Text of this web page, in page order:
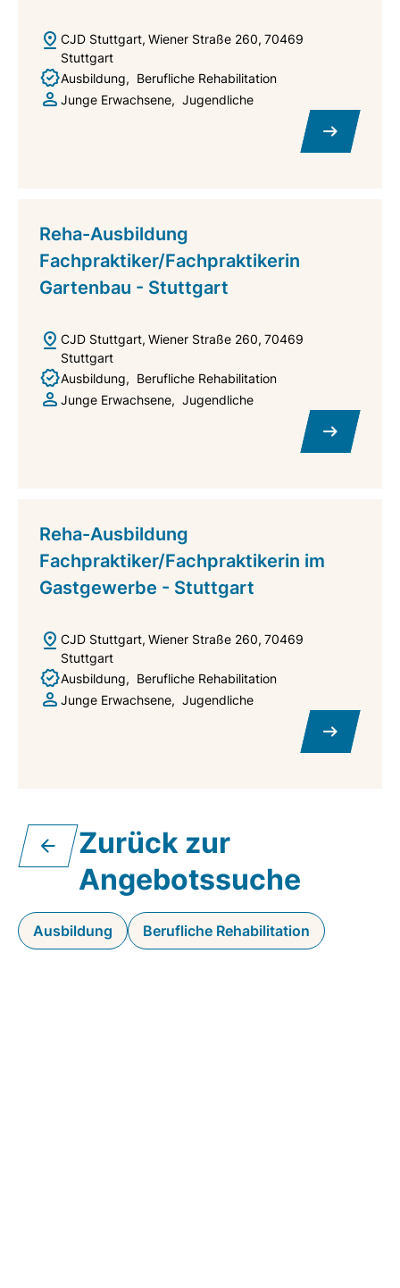
CJD Stuttgart Wiener Straße 260 70469
Stuttgart
Ausbildung
Berufliche Rehabilitation
Junge Erwachsene
Jugendliche
Reha-Ausbildung
Fachpraktiker/Fachpraktikerin
Gartenbau - Stuttgart
CJD Stuttgart Wiener Straße 260 70469
Stuttgart
Ausbildung
Berufliche Rehabilitation
Junge Erwachsene
Jugendliche
Reha-Ausbildung
Fachpraktiker/Fachpraktikerin im
Gastgewerbe - Stuttgart
CJD Stuttgart Wiener Straße 260 70469
Stuttgart
Ausbildung
Berufliche Rehabilitation
Junge Erwachsene
Jugendliche
Zurück zur
Angebotssuche
Ausbildung Berufliche Rehabilitation